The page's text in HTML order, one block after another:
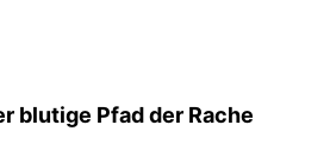
blutige Pfad der Rache